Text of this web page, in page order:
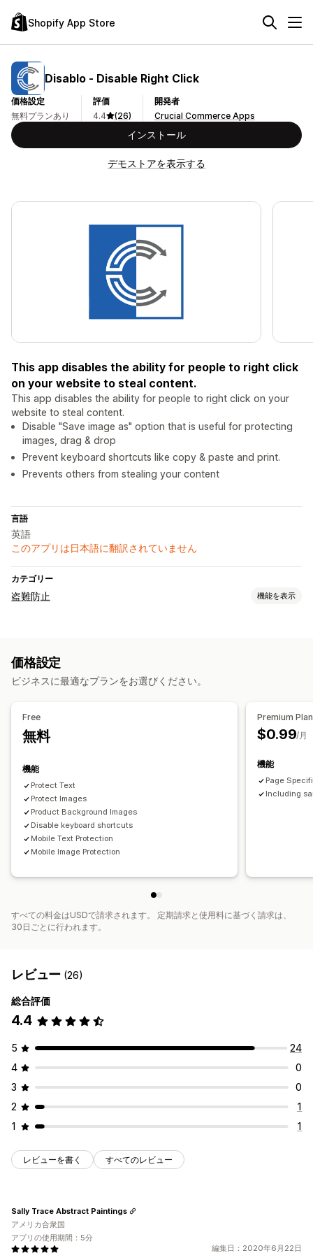
Shopify App Store
Disablo ‑ Disable Right Click
価格設定
無料プランあり
評価
4.4
(26)
開発者
Crucial Commerce Apps
インストール
デモストアを表示する
This app disables the ability for people to right click
on your website to steal content.
This app disables the ability for people to right click on your
website to steal content.
Disable "Save image as" option that is useful for protecting
images, drag & drop
Prevent keyboard shortcuts like copy & paste and print.
Prevents others from stealing your content
言語
英語
このアプリは日本語に翻訳されていません
カテゴリー
盗難防止 機能を表示
価格設定
ビジネスに最適なプランをお選びください。
Free
無料
機能
Protect Text
Protect Images
Product Background Images
Disable keyboard shortcuts
Mobile Text Protection
Mobile Image Protection
Premium Plan
$0.99/月
機能
Page
Including
すべての料金はUSDで請求されます。 定期請求と使用料に基づく請求は、
30日ごとに行われます。
レビュー (26)
総合評価
4.4
5
24
4
0
3
0
2
1
1
1
レビューを書く すべてのレビュー
編集日：2020年6月22日
Sally Trace Abstract Paintings
アメリカ合衆国
アプリの使用期間：5分